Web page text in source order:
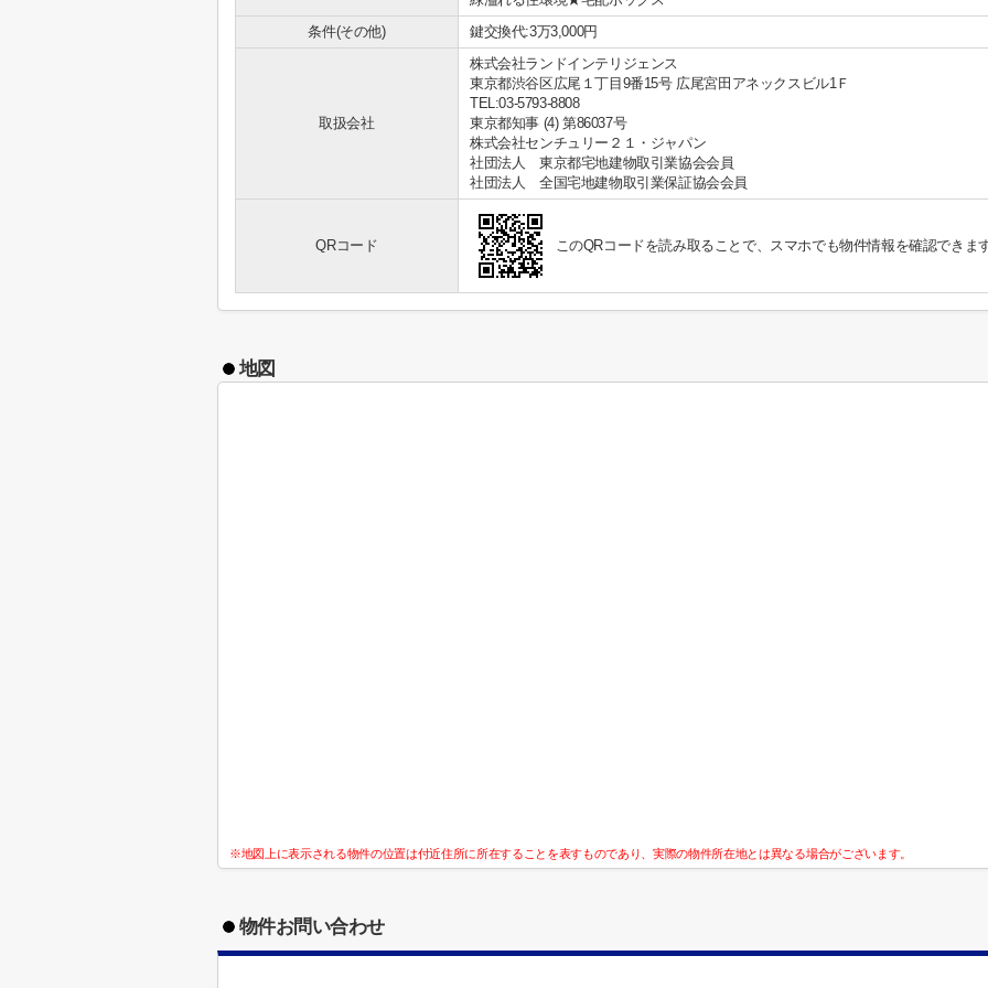
条件(その他)
鍵交換代:3万3,000円
取扱会社
株式会社ランドインテリジェンス
東京都渋谷区広尾１丁目9番15号 広尾宮田アネックスビル1Ｆ
TEL:03-5793-8808
東京都知事 (4) 第86037号
株式会社センチュリー２１・ジャパン
社団法人 東京都宅地建物取引業協会会員
社団法人 全国宅地建物取引業保証協会会員
QRコード このQRコードを読み取ることで、スマホでも物件情報を確認できま
地図
※地図上に表示される物件の位置は付近住所に所在することを表すものであり、実際の物件所在地とは異なる場合がございます。
物件お問い合わせ